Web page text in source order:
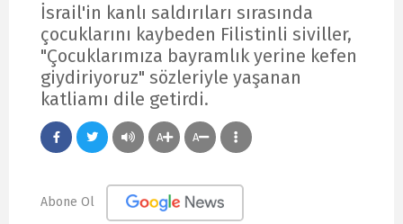
İsrail'in kanlı saldırıları sırasında
çocuklarını kaybeden Filistinli siviller,
"Çocuklarımıza bayramlık yerine kefen
giydiriyoruz" sözleriyle yaşanan
katliamı dile getirdi.
A A
Abone Ol